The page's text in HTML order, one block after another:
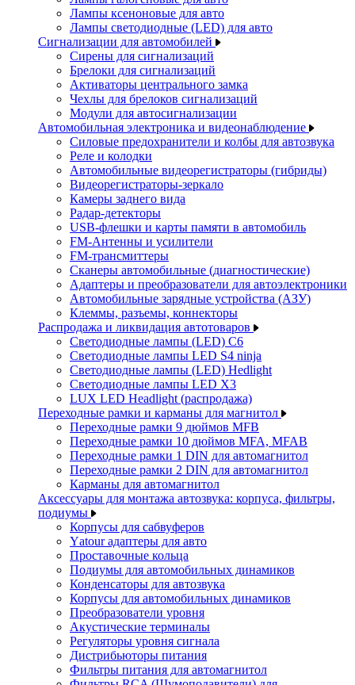
Лампы ксеноновые для авто
Лампы светодиодные (LED) для авто
Сигнализации для автомобилей
Сирены для сигнализаций
Брелоки для сигнализаций
Активаторы центрального замка
Чехлы для брелоков сигнализаций
Модули для автосигнализации
Автомобильная электроника и видеонаблюдение
Силовые предохранители и колбы для автозвука
Реле и колодки
Автомобильные видеорегистраторы (гибриды)
Видеорегистраторы-зеркало
Камеры заднего вида
Радар-детекторы
USB-флешки и карты памяти в автомобиль
FM-Антенны и усилители
FM-трансмиттеры
Сканеры автомобильные (диагностические)
Адаптеры и преобразователи для автоэлектроники
Автомобильные зарядные устройства (АЗУ)
Клеммы, разъемы, коннекторы
Распродажа и ликвидация автотоваров
Светодиодные лампы (LED) C6
Светодиодные лампы LED S4 ninja
Светодиодные лампы (LED) Hedlight
Светодиодные лампы LED X3
LUX LED Headlight (распродажа)
Переходные рамки и карманы для магнитол
Переходные рамки 9 дюймов MFB
Переходные рамки 10 дюймов MFA, MFAB
Переходные рамки 1 DIN для автомагнитол
Переходные рамки 2 DIN для автомагнитол
Карманы для автомагнитол
Аксессуары для монтажа автозвука: корпуса, фильтры,
подиумы
Корпусы для сабвуферов
Yаtour адаптеры для авто
Проставочные кольца
Подиумы для автомобильных динамиков
Конденсаторы для автозвука
Корпусы для автомобильных динамиков
Преобразователи уровня
Акустические терминалы
Регуляторы уровня сигнала
Дистрибьюторы питания
Фильтры питания для автомагнитол